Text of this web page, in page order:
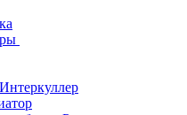
Интеркуллер